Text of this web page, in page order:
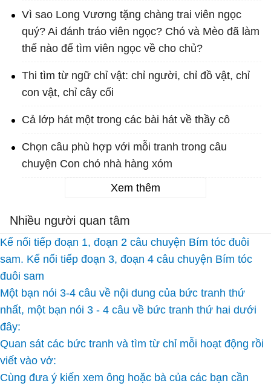
Vì sao Long Vương tặng chàng trai viên ngọc
quý? Ai đánh tráo viên ngọc? Chó và Mèo đã làm
thế nào để tìm viên ngọc về cho chủ?
Thi tìm từ ngữ chỉ vật: chỉ người, chỉ đồ vật, chỉ
con vật, chỉ cây cối
Cả lớp hát một trong các bài hát về thầy cô
Chọn câu phù hợp với mỗi tranh trong câu
chuyện Con chó nhà hàng xóm
Xem thêm
Nhiều người quan tâm
Kể nối tiếp đoạn 1, đoạn 2 câu chuyện Bím tóc đuôi
sam. Kể nối tiếp đoạn 3, đoạn 4 câu chuyện Bím tóc
đuôi sam
Một bạn nói 3-4 câu về nội dung của bức tranh thứ
nhất, một bạn nói 3 - 4 câu về bức tranh thứ hai dưới
đây:
Quan sát các bức tranh và tìm từ chỉ mỗi hoạt động rồi
viết vào vở:
Cùng đưa ý kiến xem ông hoặc bà của các bạn cần